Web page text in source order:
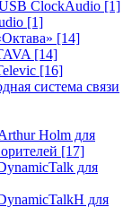
ClockAudio [1]
[1]
[14]
[14]
[16]
система связи
Holm для
[17]
для
для